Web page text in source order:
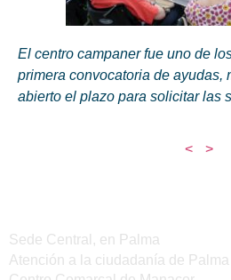
El centro campaner fue uno de
primera convocatoria de ayudas,
abierto el plazo para solicitar las
< >
Sede Central, en Palma
Atención a la ciudadanía de Palma